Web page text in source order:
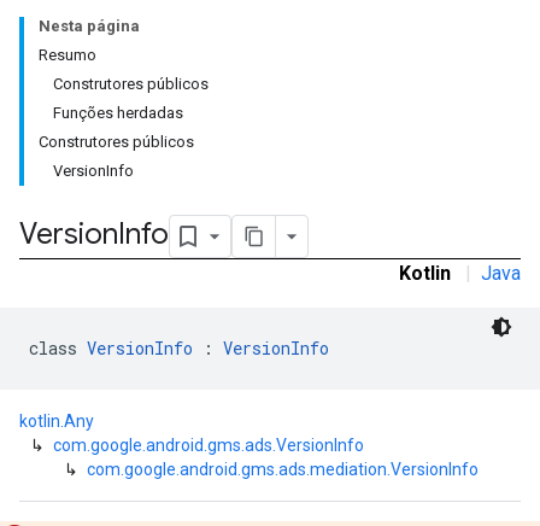
Nesta página
Resumo
Construtores públicos
Funções herdadas
Construtores públicos
VersionInfo
VersionInfo
Kotlin | Java
class VersionInfo : VersionInfo
kotlin.Any
↳ com.google.android.gms.ads.VersionInfo
↳ com.google.android.gms.ads.mediation.VersionInfo